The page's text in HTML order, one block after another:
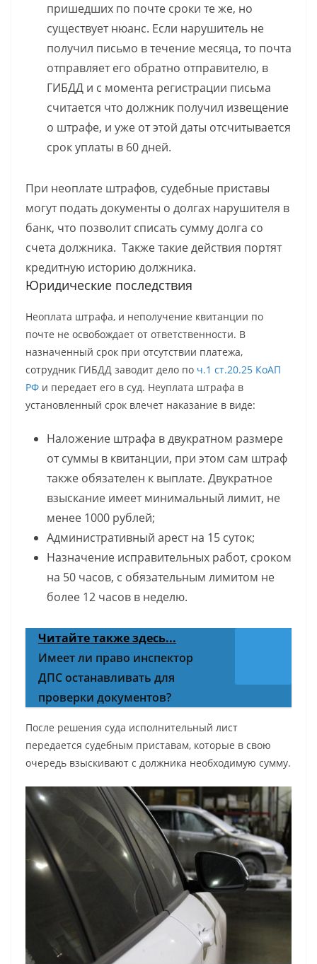
пришедших по почте сроки те же, но
существует нюанс. Если нарушитель не
получил письмо в течение месяца, то почта
отправляет его обратно отправителю, в
ГИБДД и с момента регистрации письма
считается что должник получил извещение
о штрафе, и уже от этой даты отсчитывается
срок уплаты в 60 дней.
При неоплате штрафов, судебные приставы
могут подать документы о долгах нарушителя в
банк, что позволит списать сумму долга со
счета должника. Также такие действия портят
кредитную историю должника.
Юридические последствия
Неоплата штрафа, и неполучение квитанции по
почте не освобождает от ответственности. В
назначенный срок при отсутствии платежа,
сотрудник ГИБДД заводит дело по ч.1 ст.20.25 КоАП
РФ и передает его в суд. Неуплата штрафа в
установленный срок влечет наказание в виде:
Наложение штрафа в двукратном размере
от суммы в квитанции, при этом сам штраф
также обязателен к выплате. Двукратное
взыскание имеет минимальный лимит, не
менее 1000 рублей;
Административный арест на 15 суток;
Назначение исправительных работ, сроком
на 50 часов, с обязательным лимитом не
более 12 часов в неделю.
Читайте также здесь...
Имеет ли право инспектор
ДПС останавливать для
проверки документов?
После решения суда исполнительный лист
передается судебным приставам, которые в свою
очередь взыскивают с должника необходимую сумму.